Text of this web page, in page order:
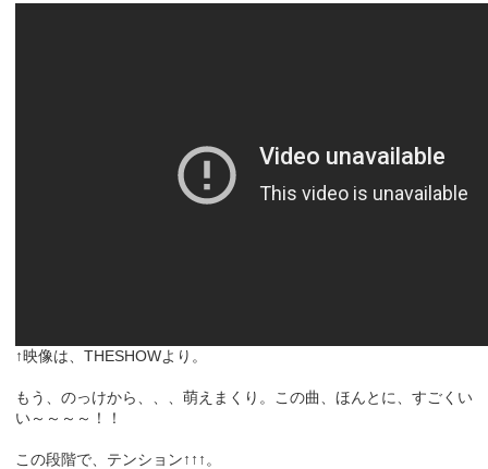
↑映像は、THESHOWより。
もう、のっけから、、、萌えまくり。この曲、ほんとに、すごくい
い～～～～！！
この段階で、テンション↑↑↑。